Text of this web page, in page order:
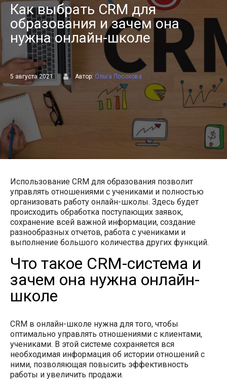
Как выбрать CRM для
образования и зачем она
нужна онлайн-школе
5 августа 2021 Автор: Ольга Посохова
Использование CRM для образования позволит
управлять отношениями с учениками и полностью
организовать работу онлайн-школы. Здесь будет
происходить обработка поступающих заявок,
сохранение всей важной информации, создание
разнообразных отчетов, работа с учениками и
выполнение большого количества других функций.
Что такое CRM-система и
зачем она нужна онлайн-
школе
CRM в онлайн-школе нужна для того, чтобы
оптимально управлять отношениями с клиентами,
учениками. В этой системе сохраняется вся
необходимая информация об истории отношений с
ними, позволяющая повысить эффективность
работы и увеличить продажи.